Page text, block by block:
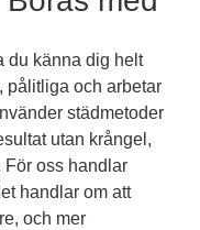
du känna dig helt
pålitliga och arbetar
städmetoder
utan krångel,
För oss handlar
handlar om att
och mer